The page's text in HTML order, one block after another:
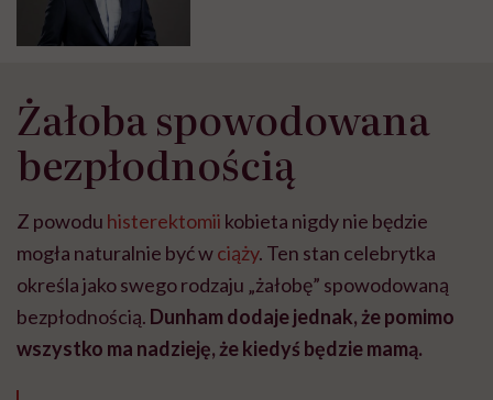
Żałoba spowodowana
bezpłodnością
Z powodu histerektomii kobieta nigdy nie będzie
mogła naturalnie być wciąży. Ten stan celebrytka
określa jako swego rodzaju „żałobę” spowodowaną
bezpłodnością. Dunham dodaje jednak, że pomimo
wszystko ma nadzieję, że kiedyś będzie mamą.